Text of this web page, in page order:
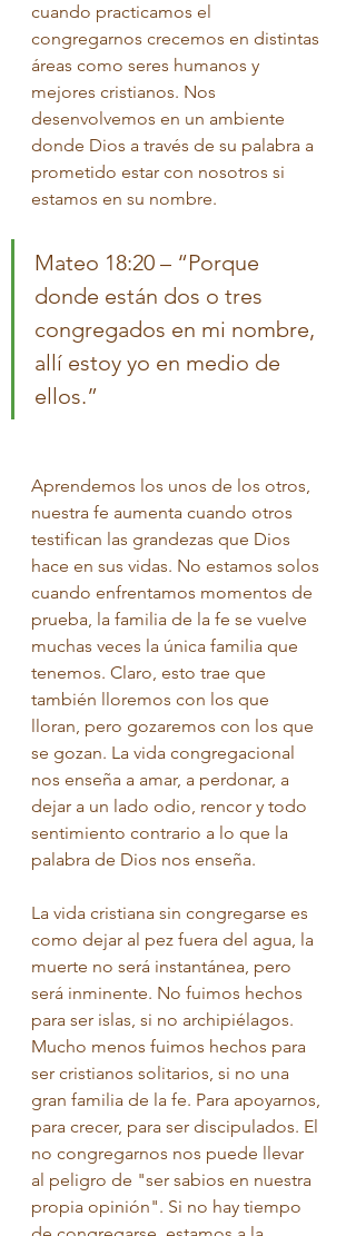
cuando practicamos el
congregarnos crecemos en distintas
áreas como seres humanos y
mejores cristianos. Nos
desenvolvemos en un ambiente
donde Dios a través de su palabra a
prometido estar con nosotros si
estamos en su nombre.
Mateo 18:20 – “Porque
donde están dos o tres
congregados en mi nombre,
allí estoy yo en medio de
ellos.”
Aprendemos los unos de los otros,
nuestra fe aumenta cuando otros
testifican las grandezas que Dios
hace en sus vidas. No estamos solos
cuando enfrentamos momentos de
prueba, la familia de la fe se vuelve
muchas veces la única familia que
tenemos. Claro, esto trae que
también lloremos con los que
lloran, pero gozaremos con los que
se gozan. La vida congregacional
nos enseña a amar, a perdonar, a
dejar a un lado odio, rencor y todo
sentimiento contrario a lo que la
palabra de Dios nos enseña.
La vida cristiana sin congregarse es
como dejar al pez fuera del agua, la
muerte no será instantánea, pero
será inminente. No fuimos hechos
para ser islas, si no archipiélagos.
Mucho menos fuimos hechos para
ser cristianos solitarios, si no una
gran familia de la fe. Para apoyarnos,
para crecer, para ser discipulados. El
no congregarnos nos puede llevar
al peligro de "ser sabios en nuestra
propia opinión". Si no hay tiempo